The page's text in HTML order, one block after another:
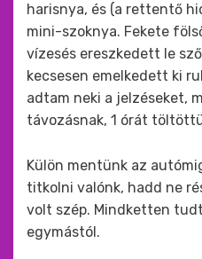
harisnya, és (a rettentő
mini-szoknya. Fekete
vízesés ereszkedett le
kecsesen emelkedett ki
adtam neki a jelzéseket,
távozásnak, 1 órát
Külön mentünk az
titkolni valónk, hadd ne
volt szép. Mindketten
egymástól.